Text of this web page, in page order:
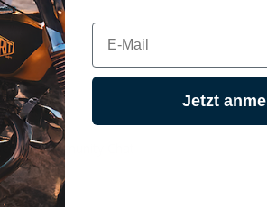
Community Chat
E-mail
Jetzt